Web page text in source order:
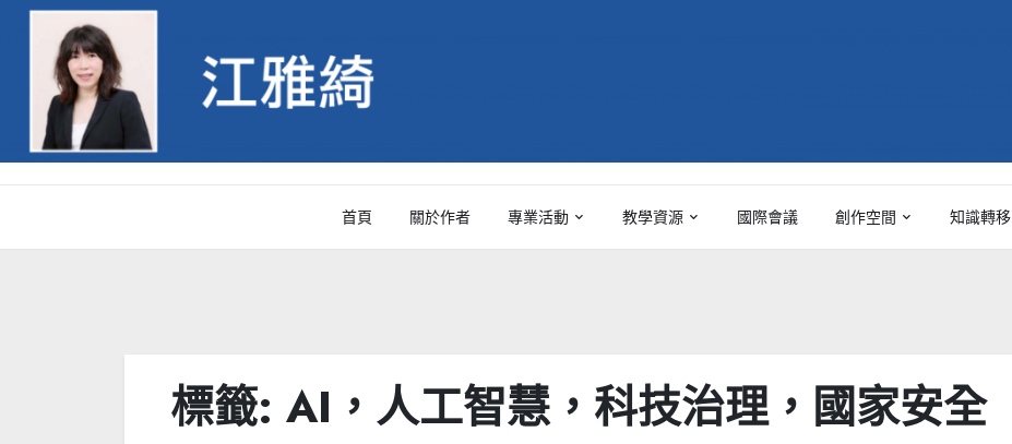
Skip
content
首頁 關於作者 專業活動 教學資源 國際會議 創作空間 知識轉移
標籤: AI，人工智慧，科技治理，國家安全